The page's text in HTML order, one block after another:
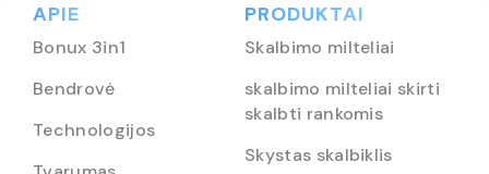
APIE
Bonux 3in1
Bendrovė
Technologijos
PRODUKTAI
Skalbimo milteliai
skalbimo milteliai skirti
skalbti rankomis
Skystas skalbiklis